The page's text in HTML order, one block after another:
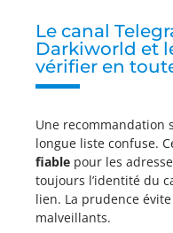
Le canal
Darkiworld et
vérifier en
Une recommandation
longue liste confuse.
fiable pour les
toujours l’identité du
lien. La prudence
malveillants.